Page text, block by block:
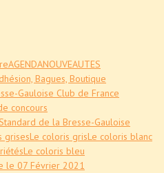
AGENDANOUVEAUTES
Bagues, Boutique
Gauloise Club de France
concours
de la Bresse-Gauloise
grisesLe coloris grisLe coloris blanc
Le coloris bleu
le 07 Février 2021